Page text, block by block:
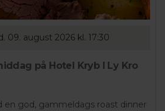
09. august 2026 kl. 17:30
på Hotel Kryb I Ly Kro
en god, gammeldags roast dinner